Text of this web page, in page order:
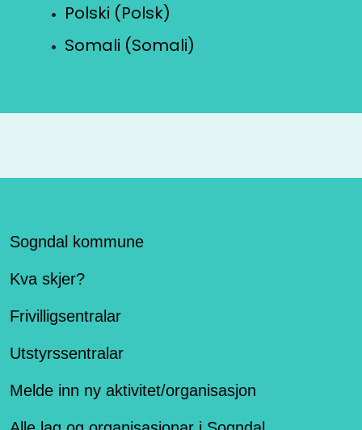
Polski (Polsk)
Somali (Somali)
Sogndal kommune
Kva skjer?
Frivilligsentralar
Utstyrssentralar
Melde inn ny aktivitet/organisasjon